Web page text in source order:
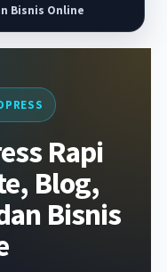
Bisnis Online
Rapi
Blog,
Bisnis